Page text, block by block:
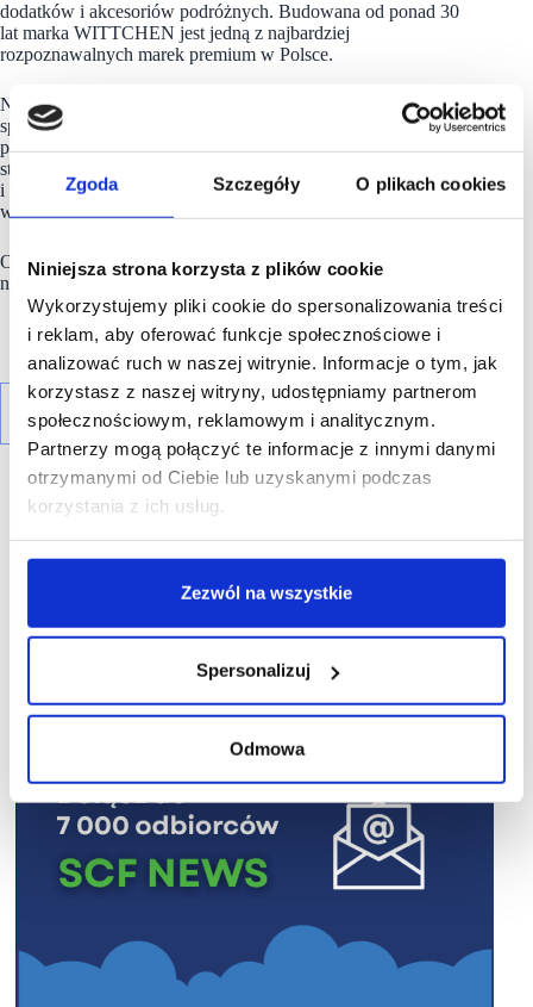
Zgoda Szczegóły O plikach cookies
Niniejsza strona korzysta z plików cookie
Wykorzystujemy pliki cookie do spersonalizowania treści
i reklam, aby oferować funkcje społecznościowe i
analizować ruch w naszej witrynie. Informacje o tym, jak
korzystasz z naszej witryny, udostępniamy partnerom
społecznościowym, reklamowym i analitycznym.
Partnerzy mogą połączyć te informacje z innymi danymi
otrzymanymi od Ciebie lub uzyskanymi podczas
korzystania z ich usług.
Zezwól na wszystkie
Spersonalizuj
Odmowa
dodatków i akcesoriów podróżnych. Budowana od ponad 30
lat marka WITTCHEN jest jedną z najbardziej
rozpoznawalnych marek premium w Polsce.
Na koniec marca 2026 roku Grupa WITTCHEN prowadziła
sprzedaż poprzez 8 własnych e-sklepów (wliczając Polskę), 37
platform marketplace oraz sieć ponad 100 salonów
stacjonarnych funkcjonujących pod markami WITTCHEN
i WITTCHEN Travel. Posiada własne centrum logistyczne
w podwarszawskich Palmirach.
Od 2015 roku spółkaWITTCHENS.A. jest notowana
na Giełdzie Papierów Wartościowych w Warszawie.
R E K L A M A